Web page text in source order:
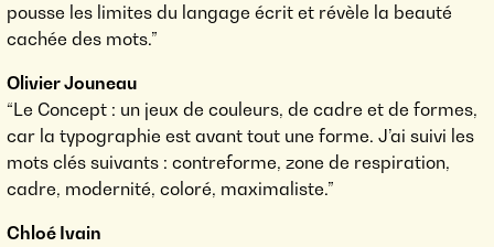
pousse les limites du langage écrit et révèle la beauté
cachée des mots.”
Olivier Jouneau
“Le Concept : un jeux de couleurs, de cadre et de formes,
car la typographie est avant tout une forme. J’ai suivi les
mots clés suivants : contreforme, zone de respiration,
cadre, modernité, coloré, maximaliste.”
Chloé Ivain